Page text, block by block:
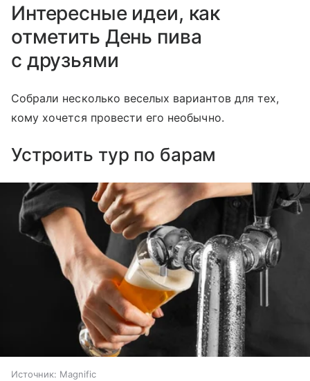
Интересные идеи, как
отметить День пива
с друзьями
Собрали несколько веселых вариантов для тех,
кому хочется провести его необычно.
Устроить тур по барам
Источник: Magnific